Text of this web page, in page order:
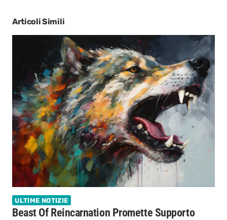
Articoli Simili
ULTIME NOTIZIE
Beast Of Reincarnation Promette Supporto